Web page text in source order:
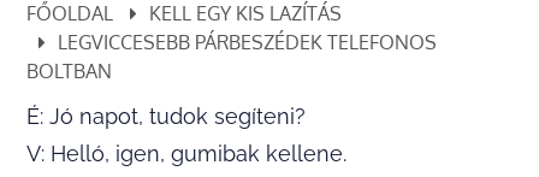
FŐOLDAL
KELL EGY KIS LAZÍTÁS
LEGVICCESEBB PÁRBESZÉDEK TELEFONOS
BOLTBAN
É: Jó napot, tudok segíteni?
V: Helló, igen, gumibak kellene.